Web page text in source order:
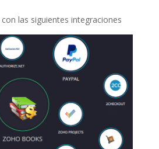
las siguientes integraciones